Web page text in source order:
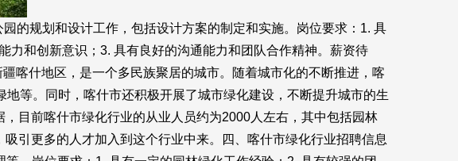
的规划和设计工作，包括设计方案的制定和实施。岗位要求：1. 具
力和创新意识；3. 具有良好的沟通能力和团队合作精神。薪资待
喀什地区，是一个多民族聚居的城市。随着城市化的不断推进，喀
等。同时，喀什市还积极开展了城市绿化建设，不断提升城市的生
目前喀什市绿化行业的从业人员约为2000人左右，其中包括园林
引更多的人才加入到这个行业中来。四、喀什市绿化行业招聘信息